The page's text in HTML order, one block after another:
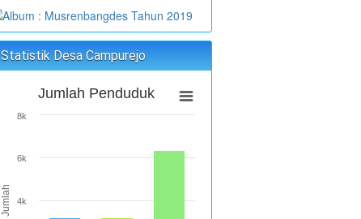
Statistik Desa Campurejo
Jumlah
Jumlah Penduduk
4k
6k
8k